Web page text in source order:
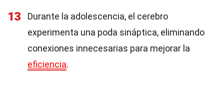
13
Durante la adolescencia, el cerebro
experimenta una poda sináptica, eliminando
conexiones innecesarias para mejorar la
eficiencia.